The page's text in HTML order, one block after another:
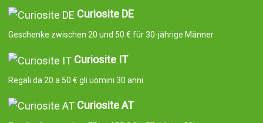
Curiosite DE
Geschenke zwischen 20 und 50 € für 30-jährige Männer
Curiosite IT
Regali da 20 a 50 € gli uomini 30 anni
Curiosite AT